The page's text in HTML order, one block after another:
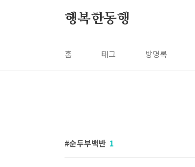
행복한동행
홈 태그 방명록
순두부백반 1